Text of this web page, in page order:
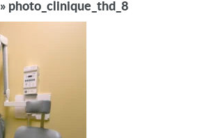
» photo_clinique_thd_8